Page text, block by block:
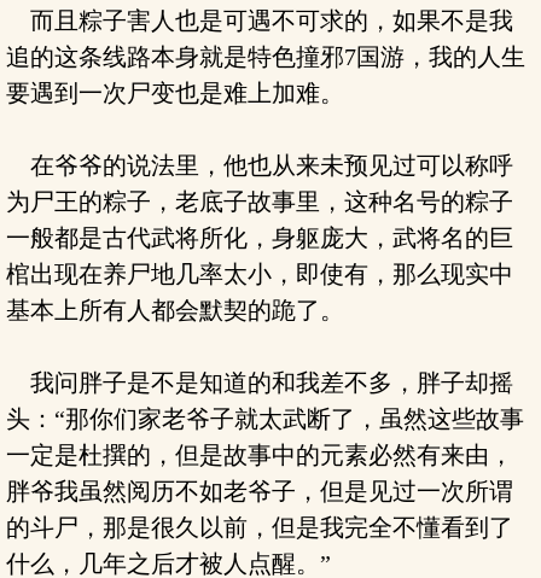
而且粽子害人也是可遇不可求的，如果不是我
追的这条线路本身就是特色撞邪7国游，我的人生
要遇到一次尸变也是难上加难。
在爷爷的说法里，他也从来未预见过可以称呼
为尸王的粽子，老底子故事里，这种名号的粽子
一般都是古代武将所化，身躯庞大，武将名的巨
棺出现在养尸地几率太小，即使有，那么现实中
基本上所有人都会默契的跪了。
我问胖子是不是知道的和我差不多，胖子却摇
头：“那你们家老爷子就太武断了，虽然这些故事
一定是杜撰的，但是故事中的元素必然有来由，
胖爷我虽然阅历不如老爷子，但是见过一次所谓
的斗尸，那是很久以前，但是我完全不懂看到了
什么，几年之后才被人点醒。”